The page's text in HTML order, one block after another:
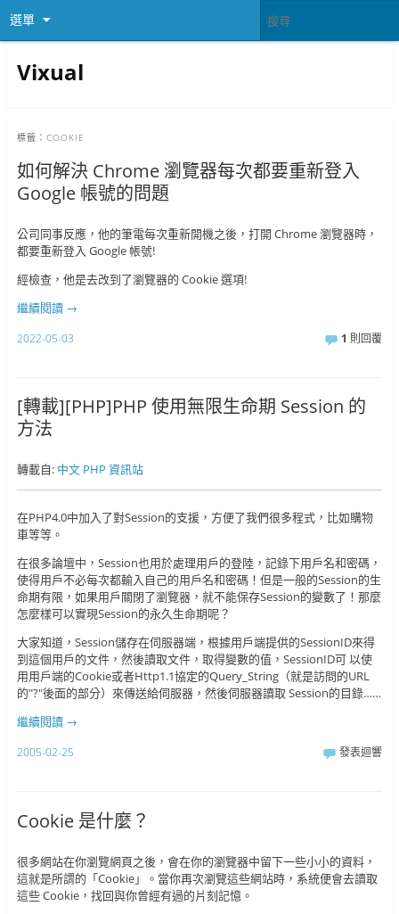
選單
Vixual
標籤： COOKIE
如何解決 Chrome 瀏覽器每次都要重新登入
Google 帳號的問題
公司同事反應，他的筆電每次重新開機之後，打開 Chrome 瀏覽器時，
都要重新登入 Google 帳號!
經檢查，他是去改到了瀏覽器的 Cookie 選項!
繼續閱讀 →
2022-05-03 1 則回覆
[轉載][PHP]PHP 使用無限生命期 Session 的
方法
轉載自: 中文 PHP 資訊站
在PHP4.0中加入了對Session的支援，方便了我們很多程式，比如購物
車等等。
在很多論壇中，Session也用於處理用戶的登陸，記錄下用戶名和密碼，
使得用戶不必每次都輸入自己的用戶名和密碼！但是一般的Session的生
命期有限，如果用戶關閉了瀏覽器，就不能保存Session的變數了！那麼
怎麼樣可以實現Session的永久生命期呢？
大家知道，Session儲存在伺服器端，根據用戶端提供的SessionID來得
到這個用戶的文件，然後讀取文件，取得變數的值，SessionID可 以使
用用戶端的Cookie或者Http1.1協定的Query_String（就是訪問的URL
的"?"後面的部分）來傳送給伺服器，然後伺服器讀取 Session的目錄……
繼續閱讀 →
2005-02-25 發表迴響
Cookie 是什麼？
很多網站在你瀏覽網頁之後，會在你的瀏覽器中留下一些小小的資料，
這就是所謂的「Cookie」。當你再次瀏覽這些網站時，系統便會去讀取
這些 Cookie，找回與你曾經有過的片刻記憶。